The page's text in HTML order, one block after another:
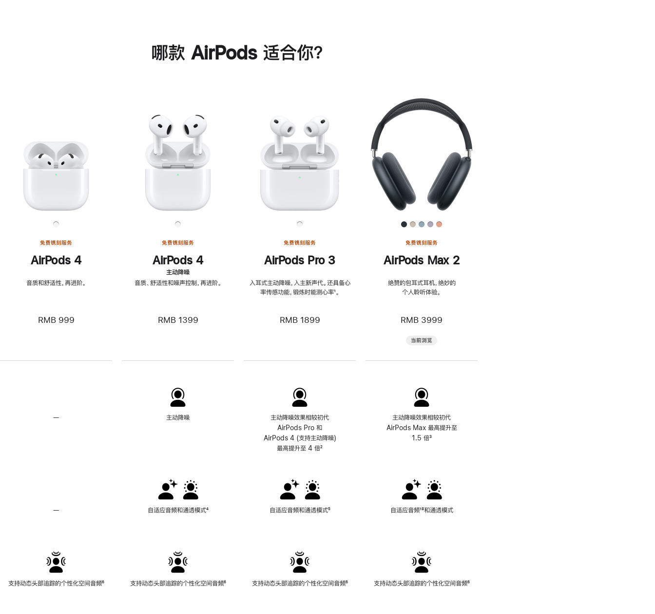
哪款 AirPods 适合你？
免费镌刻服务
AirPods 4
音质和舒适性，再进阶。
RMB 999
—
—
适
应
音
频
支持动态头部追踪的个性化空间音频脚
⁶
免费镌刻服务
AirPods 4
主动降噪
音质、舒适性和噪声控制，再进阶。
RMB 1399
主动降噪
自适应音频和通透模式脚
⁴
支持动态头部追踪的个性化空间音频脚
⁶
免费镌刻服务
AirPods Pro 3
入耳式主动降噪，入主新声代。还具备心
率传感功能，锻炼时能测心率脚
¹。
RMB 1899
主动降噪效果相较初代
AirPods Pro 和
AirPods 4 (支持主动降噪)
最高提升至 4 倍脚
²
自适应音频和通透模式脚
⁵
支持动态头部追踪的个性化空间音频脚
⁶
免费镌刻服务
AirPods Max 2
绝赞的包耳式耳机，绝妙的
个人聆听体验。
RMB 3999
当前浏览
主动降噪效果相较初代
AirPods Max 最高提升至
1.5 倍脚
³
自适应音频脚
¹⁸和通透模式
支持动态头部追踪的个性化空间音频脚
⁶